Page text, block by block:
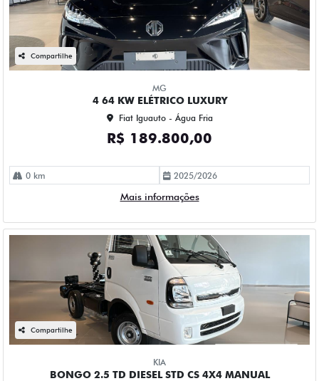
Compartilhe
MG
4 64 KW ELÉTRICO LUXURY
Fiat Iguauto - Água Fria
R$ 189.800,00
0 km 2025/2026
Mais informações
Compartilhe
KIA
BONGO 2.5 TD DIESEL STD CS 4X4 MANUAL